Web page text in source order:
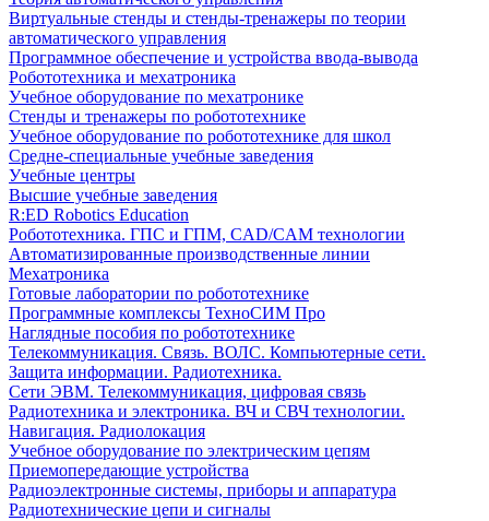
Виртуальные стенды и стенды-тренажеры по теории
автоматического управления
Программное обеспечение и устройства ввода-вывода
Робототехника и мехатроника
Учебное оборудование по мехатронике
Стенды и тренажеры по робототехнике
Учебное оборудование по робототехнике для школ
Средне-специальные учебные заведения
Учебные центры
Высшие учебные заведения
R:ED Robotics Education
Робототехника. ГПС и ГПМ, CAD/CAM технологии
Автоматизированные производственные линии
Мехатроника
Готовые лаборатории по робототехнике
Программные комплексы ТехноСИМ Про
Наглядные пособия по робототехнике
Телекоммуникация. Связь. ВОЛС. Компьютерные сети.
Защита информации. Радиотехника.
Сети ЭВМ. Телекоммуникация, цифровая связь
Радиотехника и электроника. ВЧ и СВЧ технологии.
Навигация. Радиолокация
Учебное оборудование по электрическим цепям
Приемопередающие устройства
Радиоэлектронные системы, приборы и аппаратура
Радиотехнические цепи и сигналы